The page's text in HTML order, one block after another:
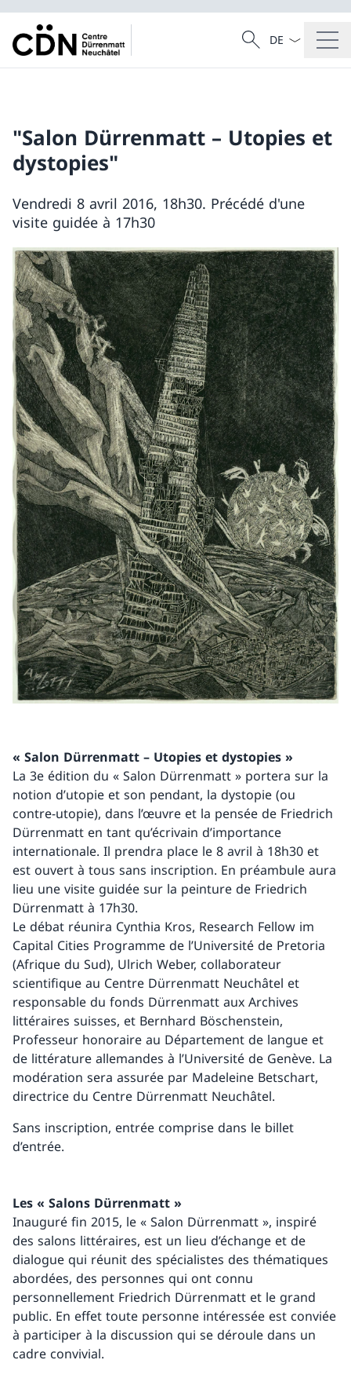
Recherche
Recherche
La langue
"Salon Dürrenmatt – Utopies et
dystopies"
Vendredi 8 avril 2016, 18h30. Précédé d'une
visite guidée à 17h30
« Salon Dürrenmatt – Utopies et dystopies »
La 3e édition du « Salon Dürrenmatt » portera sur la
notion d’utopie et son pendant, la dystopie (ou
contre-utopie), dans l’œuvre et la pensée de Friedrich
Dürrenmatt en tant qu’écrivain d’importance
internationale. Il prendra place le 8 avril à 18h30 et
est ouvert à tous sans inscription. En préambule aura
lieu une visite guidée sur la peinture de Friedrich
Dürrenmatt à 17h30.
Le débat réunira Cynthia Kros, Research Fellow im
Capital Cities Programme de l’Université de Pretoria
(Afrique du Sud), Ulrich Weber, collaborateur
scientifique au Centre Dürrenmatt Neuchâtel et
responsable du fonds Dürrenmatt aux Archives
littéraires suisses, et Bernhard Böschenstein,
Professeur honoraire au Département de langue et
de littérature allemandes à l’Université de Genève. La
modération sera assurée par Madeleine Betschart,
directrice du Centre Dürrenmatt Neuchâtel.
Sans inscription, entrée comprise dans le billet
d’entrée.
Les « Salons Dürrenmatt »
Inauguré fin 2015, le « Salon Dürrenmatt », inspiré
des salons littéraires, est un lieu d’échange et de
dialogue qui réunit des spécialistes des thématiques
abordées, des personnes qui ont connu
personnellement Friedrich Dürrenmatt et le grand
public. En effet toute personne intéressée est conviée
à participer à la discussion qui se déroule dans un
cadre convivial.